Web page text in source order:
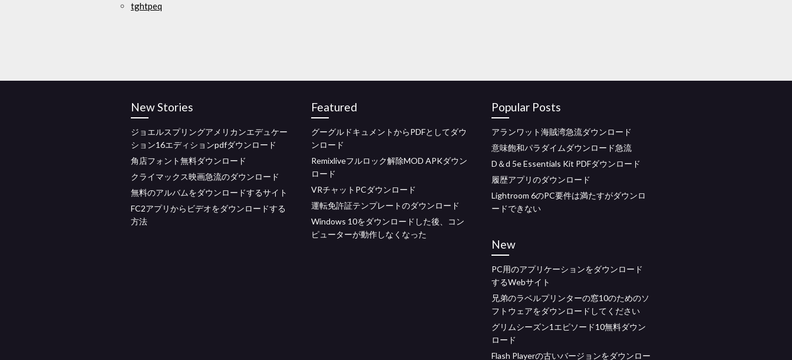
tghtpeq
New Stories
ジョエルスプリングアメリカンエデュケー
ション16エディションpdfダウンロード
角店フォント無料ダウンロード
クライマックス映画急流のダウンロード
無料のアルバムをダウンロードするサイト
FC2アプリからビデオをダウンロードする
方法
Featured
グーグルドキュメントからPDFとしてダウ
ンロード
Remixliveフルロック解除MOD APKダウン
ロード
VRチャットPCダウンロード
運転免許証テンプレートのダウンロード
Windows 10をダウンロードした後、コン
ピューターが動作しなくなった
Popular Posts
アランワット海賊湾急流ダウンロード
意味飽和パラダイムダウンロード急流
D＆d 5e Essentials Kit PDFダウンロード
履歴アプリのダウンロード
Lightroom 6のPC要件は満たすがダウンロ
ードできない
New
PC用のアプリケーションをダウンロード
するWebサイト
兄弟のラベルプリンターの窓10のためのソ
フトウェアをダウンロードしてください
グリムシーズン1エピソード10無料ダウン
ロード
Flash Playerの古いバージョンをダウンロー